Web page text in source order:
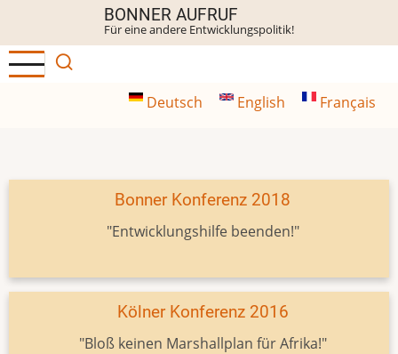
Inhalt
BONNER AUFRUF
Für eine andere Entwicklungspolitik!
Deutsch English Français
Bonner Konferenz 2018
"Entwicklungshilfe beenden!"
Kölner Konferenz 2016
"Bloß keinen Marshallplan für Afrika!"